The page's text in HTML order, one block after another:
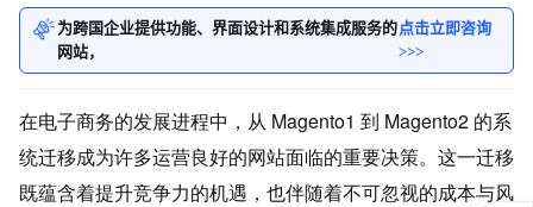
为跨国企业提供功能、界面设计和系统集成服务的
网站，
点击立即咨询
>>>
在电子商务的发展进程中，从 Magento1 到 Magento2 的系
统迁移成为许多运营良好的网站面临的重要决策。这一迁移
既蕴含着提升竞争力的机遇，也伴随着不可忽视的成本与风